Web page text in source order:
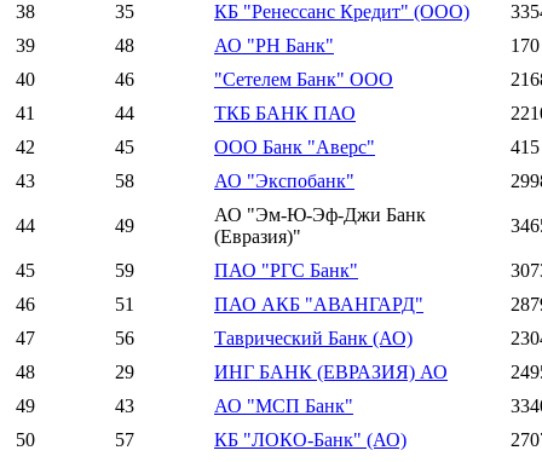
38
35 КБ "Ренессанс Кредит" (ООО)
39
48 АО "РН Банк"
170
40
46 "Сетелем Банк" ООО
41
44 ТКБ БАНК ПАО
42
45 ООО Банк "Аверс"
415
43
58 АО "Экспобанк"
44 49
АО "Эм-Ю-Эф-Джи Банк
(Евразия)"
45 59 ПАО "РГС Банк"
46
51 ПАО АКБ "АВАНГАРД"
47
56 Таврический Банк (АО)
48
29 ИНГ БАНК (ЕВРАЗИЯ) АО
49
43 АО "МСП Банк"
50
57 КБ "ЛОКО-Банк" (АО)